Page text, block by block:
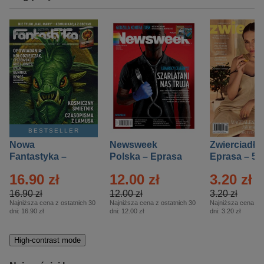
BESTSELLER
Nowa
Fantastyka –
16.90 zł
16.90 zł
Najniższa cena z ostatnich 30
dni: 16.90 zł
Newsweek
Polska – Eprasa
12.00 zł
12.00 zł
Najniższa cena z ostatnich 30
dni: 12.00 zł
Zwierciadło
Eprasa – 5/
3.20 zł
3.20 zł
Najniższa cena z
dni: 3.20 zł
High-contrast mode